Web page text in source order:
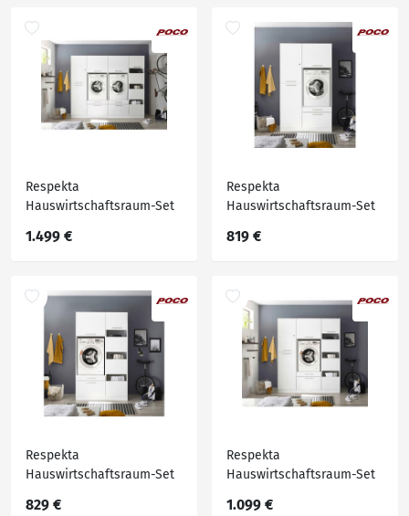
Respekta
Hauswirtschaftsraum-Set
234,8x200x67,6 cm
1.499 €
Respekta
Hauswirtschaftsraum-Set
117,4x200x67,6 cm
819 €
Respekta
Hauswirtschaftsraum-Set
117,4x200x67,6 cm
829 €
Respekta
Hauswirtschaftsraum-Set
167,4x200x67,6 cm
1.099 €